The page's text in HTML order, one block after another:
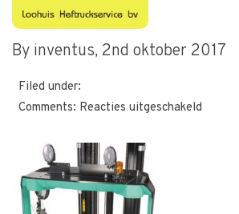
1408087066
By inventus, 2nd oktober 2017
Filed under:
Comments: Reacties uitgeschakeld